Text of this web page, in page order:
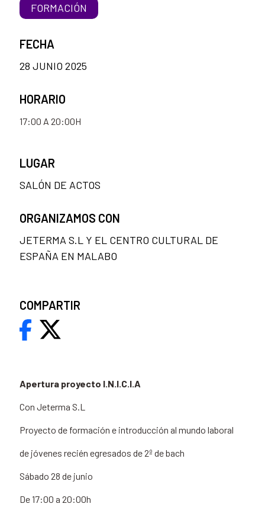
Apertura proyecto I.N.I.C.I.A
Con Jeterma S.L
Proyecto de formación e introducción al mundo laboral
de jóvenes recién egresados de 2º de bach
Sábado 28 de junio
De 17:00 a 20:00h
FORMACIÓN
FECHA
28 JUNIO 2025
HORARIO
17:00 A 20:00H
LUGAR
SALÓN DE ACTOS
ORGANIZAMOS CON
JETERMA S.L Y EL CENTRO CULTURAL DE
ESPAÑA EN MALABO
COMPARTIR